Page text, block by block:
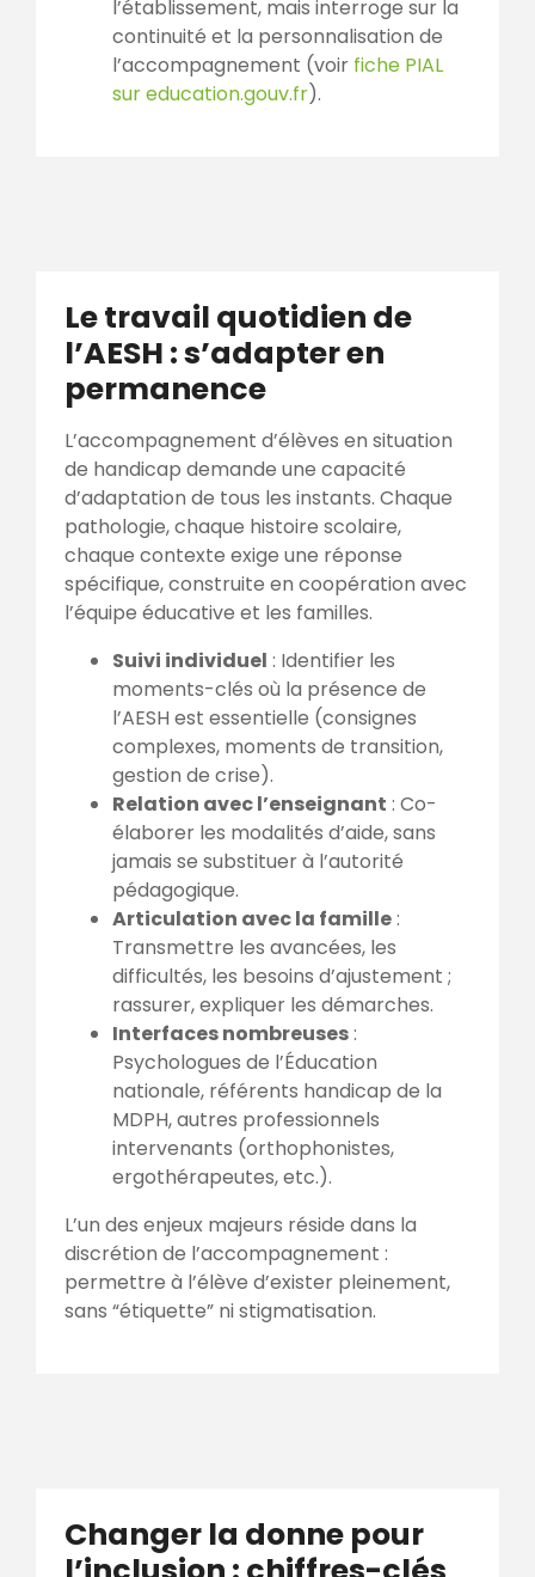
l’établissement, mais interroge sur la
continuité et la personnalisation de
l’accompagnement (voir fiche PIAL
sur education.gouv.fr).
Le travail quotidien de
l’AESH : s’adapter en
permanence
L’accompagnement d’élèves en situation
de handicap demande une capacité
d’adaptation de tous les instants. Chaque
pathologie, chaque histoire scolaire,
chaque contexte exige une réponse
spécifique, construite en coopération avec
l’équipe éducative et les familles.
Suivi individuel : Identifier les
moments-clés où la présence de
l’AESH est essentielle (consignes
complexes, moments de transition,
gestion de crise).
Relation avec l’enseignant : Co-
élaborer les modalités d’aide, sans
jamais se substituer à l’autorité
pédagogique.
Articulation avec la famille:
Transmettre les avancées, les
difficultés, les besoins d’ajustement ;
rassurer, expliquer les démarches.
Interfaces nombreuses:
Psychologues de l’Éducation
nationale, référents handicap de la
MDPH, autres professionnels
intervenants (orthophonistes,
ergothérapeutes, etc.).
L’un des enjeux majeurs réside dans la
discrétion de l’accompagnement :
permettre à l’élève d’exister pleinement,
sans “étiquette” ni stigmatisation.
Changer la donne pour